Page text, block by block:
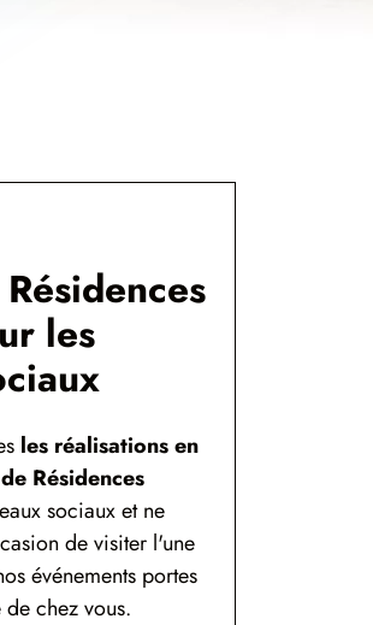
les
les réalisations en
Résidences
sociaux et ne
de visiter l'une
événements portes
chez vous.